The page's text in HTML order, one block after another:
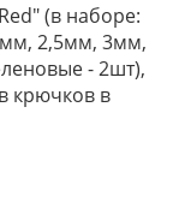
(в наборе:
2,5мм, 3мм,
- 2шт),
крючков в